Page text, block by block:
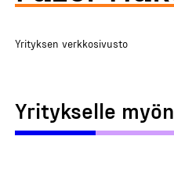
Yrityksen verkkosivusto
Yritykselle